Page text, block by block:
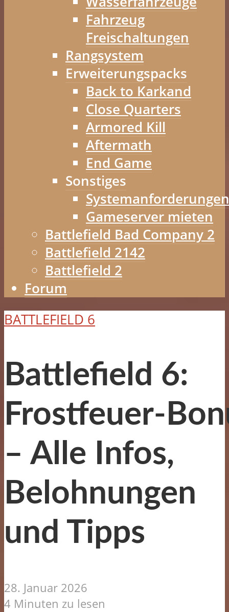
Fahrzeug
Freischaltungen
Rangsystem
Erweiterungspacks
Back to Karkand
Close Quarters
Armored Kill
Aftermath
End Game
Sonstiges
Systemanforderungen
Gameserver mieten
Battlefield Bad Company 2
Battlefield 2142
Battlefield 2
Forum
BATTLEFIELD 6
Battlefield 6:
– Alle Infos,
Belohnungen
und Tipps
28. Januar 2026
4 Minuten zu lesen